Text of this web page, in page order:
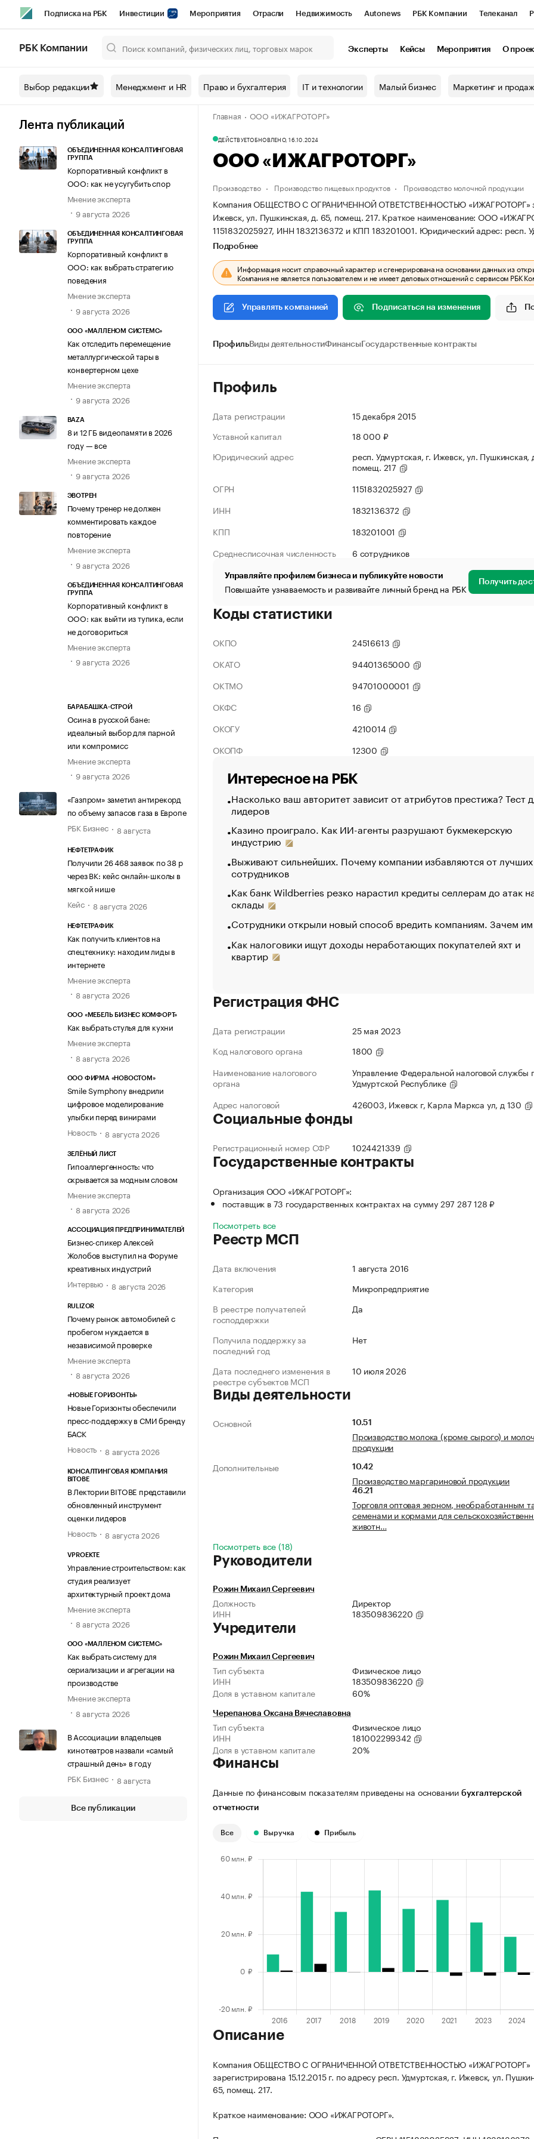
Подписка на РБК Инвестиции Мероприятия Отрасли Недвижимость Autonews РБК Компании Телеканал
Спецпроекты СПб Конференции СПб Спецпроекты Проверка контрагентов
Технологии и медиа Рынок наличной валюты
РБК Компании Эксперты Кейсы Мероприятия О
Выбор редакции Менеджмент и HR Право и бухгалтерия IT и технологии Малый бизнес Маркетинг и
Лента публикаций
ОБЪЕДИНЕННАЯ КОНСАЛТИНГОВАЯ
ГРУППА
Корпоративный конфликт в
ООО: как не усугубить спор
Мнение эксперта
9 августа 2026
ОБЪЕДИНЕННАЯ КОНСАЛТИНГОВАЯ
ГРУППА
Корпоративный конфликт в
ООО: как выбрать стратегию
поведения
Мнение эксперта
9 августа 2026
ООО «МАЛЛЕНОМ СИСТЕМС»
Как отследить перемещение
металлургической тары в
конвертерном цехе
Мнение эксперта
9 августа 2026
BAZA
8 и 12 ГБ видеопамяти в 2026
году — все
Мнение эксперта
9 августа 2026
ЭВОТРЕН
Почему тренер не должен
комментировать каждое
повторение
Мнение эксперта
9 августа 2026
ОБЪЕДИНЕННАЯ КОНСАЛТИНГОВАЯ
ГРУППА
Корпоративный конфликт в
ООО: как выйти из тупика, если
не договориться
Мнение эксперта
9 августа 2026
БАРАБАШКА-СТРОЙ
Осина в русской бане:
идеальный выбор для парной
или компромисс
Мнение эксперта
9 августа 2026
«Газпром» заметил антирекорд
по объему запасов газа в Европе
РБК Бизнес
8 августа
НЕФТЕТРАФИК
Получили 26 468 заявок по 38 р
через ВК: кейс онлайн-школы в
мягкой нише
Кейс
8 августа 2026
НЕФТЕТРАФИК
Как получить клиентов на
спецтехнику: находим лиды в
интернете
Мнение эксперта
8 августа 2026
ООО «МЕБЕЛЬ БИЗНЕС КОМФОРТ»
Как выбрать стулья для кухни
Мнение эксперта
8 августа 2026
ООО ФИРМА «НОВОСТОМ»
Smile Symphony внедрили
цифровое моделирование
улыбки перед винирами
Новость
8 августа 2026
ЗЕЛЁНЫЙ ЛИСТ
Гипоаллергенность: что
скрывается за модным словом
Мнение эксперта
8 августа 2026
АССОЦИАЦИЯ ПРЕДПРИНИМАТЕЛЕЙ
Бизнес-спикер Алексей
Жолобов выступил на Форуме
креативных индустрий
Интервью
8 августа 2026
RULIZOR
Почему рынок автомобилей с
пробегом нуждается в
независимой проверке
Мнение эксперта
8 августа 2026
«НОВЫЕ ГОРИЗОНТЫ»
Новые Горизонты обеспечили
пресс-поддержку в СМИ бренду
БАСК
Новость
8 августа 2026
КОНСАЛТИНГОВАЯ КОМПАНИЯ
BITOBE
В Лектории BITOBE представили
обновленный инструмент
оценки лидеров
Новость
8 августа 2026
VPROEKTE
Управление строительством: как
студия реализует
архитектурный проект дома
Мнение эксперта
8 августа 2026
ООО «МАЛЛЕНОМ СИСТЕМС»
Как выбрать систему для
сериализации и агрегации на
производстве
Мнение эксперта
8 августа 2026
В Ассоциации владельцев
кинотеатров назвали «самый
страшный день» в году
РБК Бизнес
8 августа
Все публикации
Главная ООО «ИЖАГРОТОРГ»
ДЕЙСТВУЕТОБНОВЛЕНО, 16.10.2024
ООО «ИЖАГРОТОРГ»
Производство Производство пищевых продуктов Производство молочной продукции
Компания ОБЩЕСТВО С ОГРАНИЧЕННОЙ ОТВЕТСТВЕННОСТЬЮ «ИЖАГРОТОРГ»
Ижевск, ул. Пушкинская, д. 65, помещ. 217. Краткое наименование: ООО
1151832025927, ИНН 1832136372 и КПП 183201001. Юридический адрес: респ.
Подробнее
Информация носит справочный характер и сгенерирована на основании данных из
Компания не является пользователем и не имеет деловых отношений с сервисом РБК
Управлять компанией Подписаться на изменения
ПрофильВиды деятельностиФинансыГосударственные контракты
Профиль
Дата регистрации
15 декабря 2015
Уставной капитал
18 000 ₽
Юридический адрес
респ. Удмуртская, г. Ижевск, ул. Пушкинская,
помещ. 217
ОГРН
1151832025927
ИНН
1832136372
КПП
183201001
Среднесписочная численность
6 сотрудников
Управляйте профилем бизнеса и публикуйте новости
Повышайте узнаваемость и развивайте личный бренд на РБК Получить
Коды статистики
ОКПО
24516613
ОКАТО
94401365000
ОКТМО
94701000001
ОКФС
16
ОКОГУ
4210014
ОКОПФ
12300
Интересное на РБК
Насколько ваш авторитет зависит от атрибутов престижа? Тест
лидеров
Казино проиграло. Как ИИ-агенты разрушают букмекерскую
индустрию
Выживают сильнейших. Почему компании избавляются от лучших
сотрудников
Как банк Wildberries резко нарастил кредиты селлерам до атак
склады
Сотрудники открыли новый способ вредить компаниям. Зачем
Как налоговики ищут доходы неработающих покупателей яхт и
квартир
Регистрация ФНС
Дата регистрации
25 мая 2023
Код налогового органа
1800
Наименование налогового
органа
Управление Федеральной налоговой службы
Удмуртской Республике
Адрес налоговой
426003, Ижевск г, Карла Маркса ул, д 130
Социальные фонды
Регистрационный номер СФР 1024421339
Государственные контракты
Организация ООО «ИЖАГРОТОРГ»:
поставщик в 73 государственных контрактах на сумму 297 287 128 ₽
Посмотреть все
Реестр МСП
Дата включения
1 августа 2016
Категория
Микропредприятие
В реестре получателей
господдержки
Да
Получила поддержку за
последний год
Нет
Дата последнего изменения в
реестре субъектов МСП
10 июля 2026
Виды деятельности
Основной 10.51
Производство молока (кроме сырого) и
продукции
Дополнительные
10.42
Производство маргариновой продукции
46.21
Торговля оптовая зерном, необработанным
семенами и кормами для
животн…
Посмотреть все (18)
Руководители
Рожин Михаил Сергеевич
Должность
Директор
ИНН
183509836220
Учредители
Рожин Михаил Сергеевич
Тип субъекта
Физическое лицо
ИНН
183509836220
Доля в уставном капитале
60%
Черепанова Оксана Вячеславовна
Тип субъекта
Физическое лицо
ИНН
181002299342
Доля в уставном капитале
20%
Финансы
Данные по финансовым показателям приведены на основании бухгалтерской
отчетности
Все Выручка Прибыль
Описание
Компания ОБЩЕСТВО С ОГРАНИЧЕННОЙ ОТВЕТСТВЕННОСТЬЮ «ИЖАГРОТОРГ»
зарегистрирована 15.12.2015 г. по адресу респ. Удмуртская, г. Ижевск, ул.
65, помещ. 217.
Краткое наименование: ООО «ИЖАГРОТОРГ».